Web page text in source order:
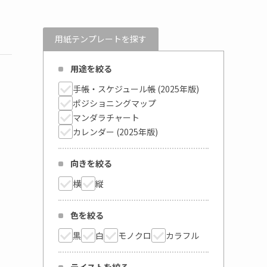
用紙テンプレートを探す
用途を絞る
手帳・スケジュール帳 (2025年版)
ポジショニングマップ
マンダラチャート
カレンダー (2025年版)
向きを絞る
横
縦
色を絞る
黒
白 モノクロ カラフル